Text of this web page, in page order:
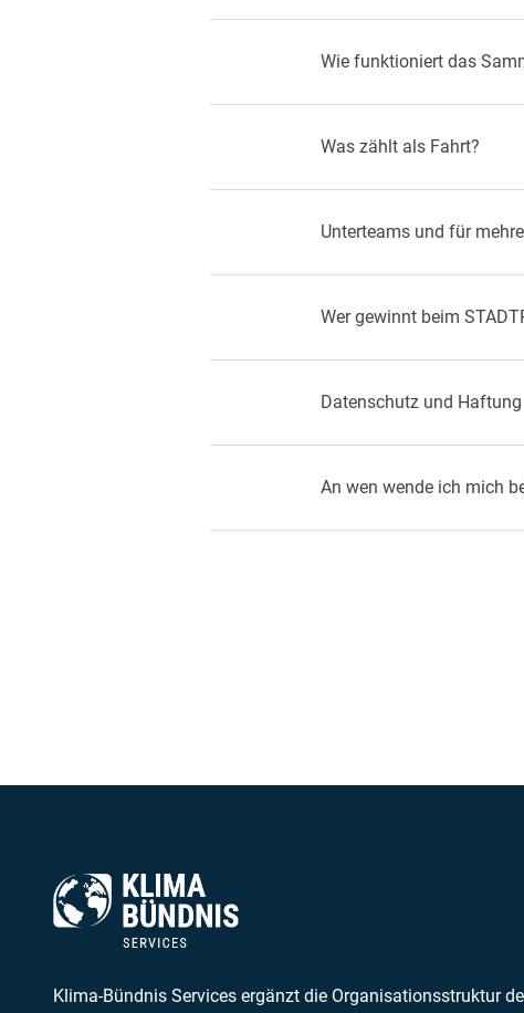
Wie funktioniert das
Was zählt als Fahrt?
Unterteams und für
Wer gewinnt beim
Datenschutz und Haftung
An wen wende ich mich
Klima-Bündnis Services ergänzt die Organisationsstruktur